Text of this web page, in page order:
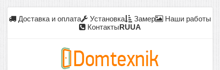
Доставка и оплата Установка Замер
Наши работы
КонтактыRUUA